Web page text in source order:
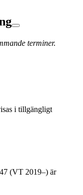
terminer.
i tillgängligt
(VT 2019–) är